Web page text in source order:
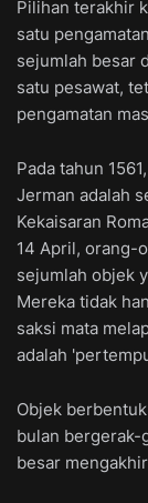
Pilihan terakhir
satu
sejumlah besar
satu pesawat,
pengamatan
Pada tahun
Jerman adalah
Kekaisaran
14 April, orang-
sejumlah objek
Mereka tidak
saksi mata
adalah
Objek
bulan bergerak-
besar